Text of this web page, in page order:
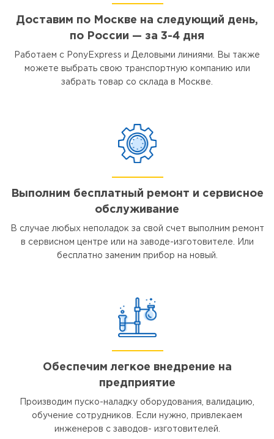
Доставим по Москве на следующий день,
по России — за 3-4 дня
Работаем с PonyExpress и Деловыми линиями. Вы также
можете выбрать свою транспортную компанию или
забрать товар со склада в Москве.
Выполним бесплатный ремонт и сервисное
обслуживание
В случае любых неполадок за свой счет выполним ремонт
в сервисном центре или на заводе-изготовителе. Или
бесплатно заменим прибор на новый.
Обеспечим легкое внедрение на
предприятие
Производим пуско-наладку оборудования, валидацию,
обучение сотрудников. Если нужно, привлекаем
инженеров с заводов- изготовителей.